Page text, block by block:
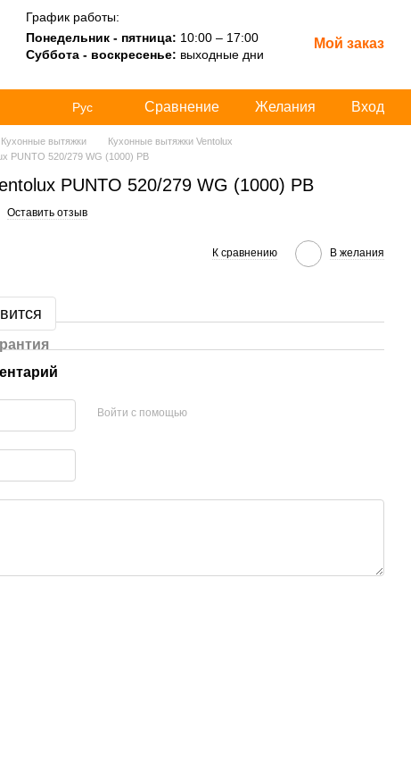
График работы:
Понедельник - пятница: 10:00 – 17:00
Суббота - воскресенье: выходные дни
Мой заказ
Рус Сравнение Желания Вход
Кухонные вытяжки
Кухонные вытяжки Ventolux
PUNTO 520/279 WG (1000) PB
PUNTO 520/279 WG (1000) PB
Оставить отзыв
К сравнению В желания
Войти с помощью